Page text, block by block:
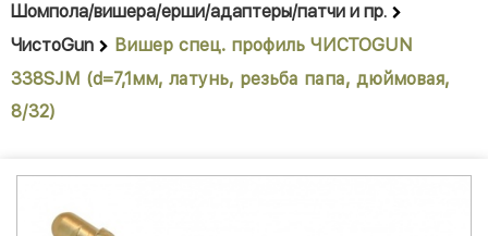
Шомпола/вишера/ерши/адаптеры/патчи и пр.
ЧистоGun
Вишер спец. профиль ЧИСТОGUN
338SJM (d=7,1мм, латунь, резьба папа, дюймовая,
8/32)